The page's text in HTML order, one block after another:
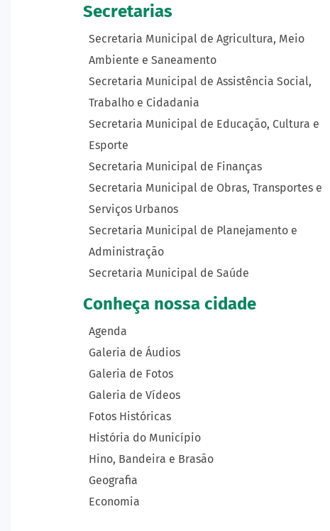
Secretarias
Secretaria Municipal de Agricultura, Meio
Ambiente e Saneamento
Secretaria Municipal de Assistência Social,
Trabalho e Cidadania
Secretaria Municipal de Educação, Cultura e
Esporte
Secretaria Municipal de Finanças
Secretaria Municipal de Obras, Transportes e
Serviços Urbanos
Secretaria Municipal de Planejamento e
Administração
Secretaria Municipal de Saúde
Conheça nossa cidade
Agenda
Galeria de Áudios
Galeria de Fotos
Galeria de Vídeos
Fotos Históricas
História do Município
Hino, Bandeira e Brasão
Geografia
Economia